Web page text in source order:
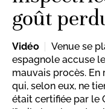
goût
Vidéo
Venue se
espagnole accuse
mauvais procès.
qui, selon eux, ne
était certifiée par le